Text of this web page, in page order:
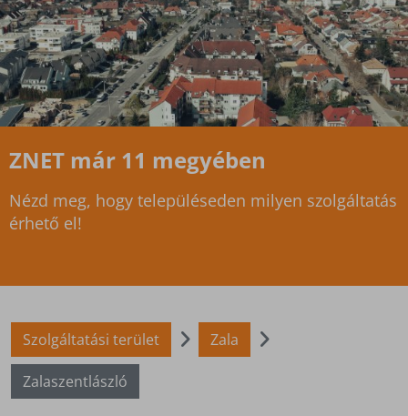
ZNET már 11 megyében
Nézd meg, hogy településeden milyen szolgáltatás
érhető el!
Szolgáltatási terület Zala
Zalaszentlászló